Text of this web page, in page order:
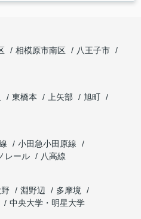
相模原市南区
八王子市
東橋本 上矢部
旭町
小田急小田原線
レール
八高線
淵野辺
多摩境
中央大学・明星大学